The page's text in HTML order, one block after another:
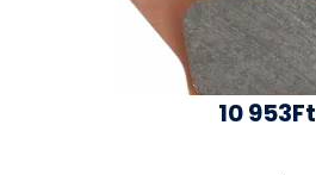
10 953Ft